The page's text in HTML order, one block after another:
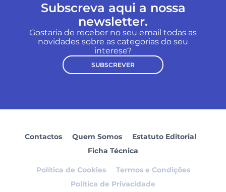
Subscreva aqui a nossa
newsletter.
Gostaria de receber no seu email todas as
novidades sobre as categorias do seu
interese?
SUBSCREVER
Contactos Quem Somos
Estatuto Editorial
Ficha Técnica
Política de Cookies
Termos e Condições
Política de Privacidade